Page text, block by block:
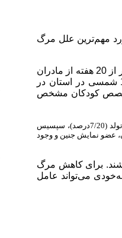
مهم‌ترین علل مرگ
این مطالعه یک مطالعه مقطعی است و جمعیت مورد مطالعه کلیه نوزادان متولد شده با سن بارداری بیشتر از 20 هفته از مادران
ساکن استان کرمان بودند که در چهار هفته اول تولد فوت شده‌اند. اطلاعات مربوط به مرگ و میر نوزادان در سال 1387 شمسی در استان در
کودکان مشخص
علل نهایی مرگ شامل علل مربوط به نارسی (4/36درصد)، آسفیکسی حوالی تولد (7/20درصد)، سپسیس
سواد عامل زایمان، عضو نمایش جنین و وجود
برای کاهش مرگ
می‌تواند عامل